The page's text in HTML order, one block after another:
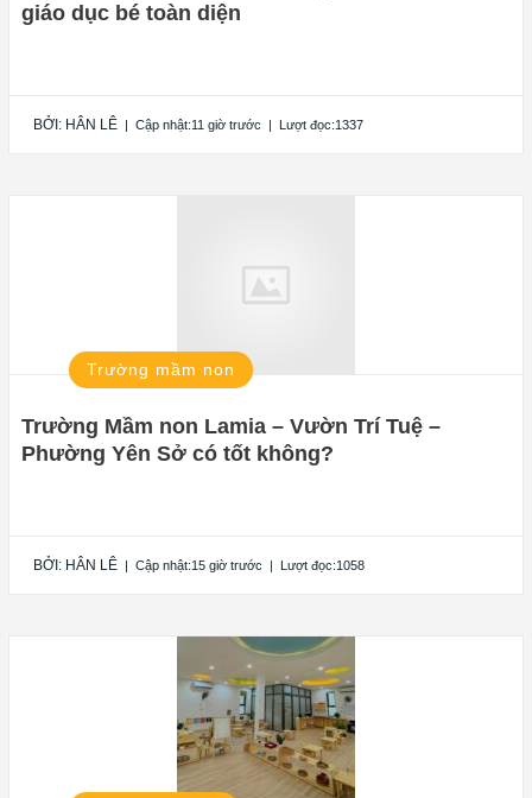
giáo dục bé toàn diện
BỞI: HÂN LÊ | Cập nhật:11 giờ trước | Lượt đọc:1337
Trường mầm non
Trường Mầm non Lamia – Vườn Trí Tuệ –
Phường Yên Sở có tốt không?
BỞI: HÂN LÊ | Cập nhật:15 giờ trước | Lượt đọc:1058